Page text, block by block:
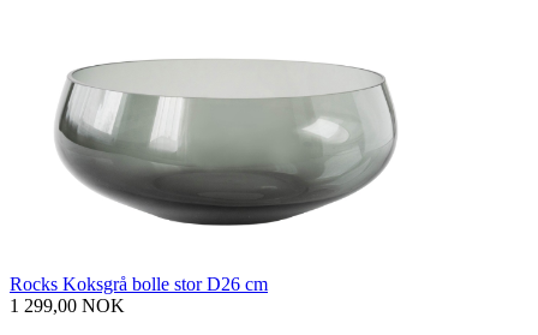
Rocks Koksgrå bolle stor D26 cm
1 299,00 NOK